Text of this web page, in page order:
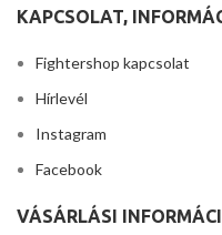
KAPCSOLAT,
Fightershop kapcsolat
Hírlevél
Instagram
Facebook
VÁSÁRLÁSI